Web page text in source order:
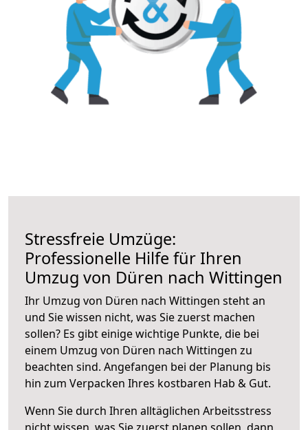
Stressfreie Umzüge:
Professionelle Hilfe für Ihren
Umzug von Düren nach Wittingen
Ihr Umzug von Düren nach Wittingen steht an
und Sie wissen nicht, was Sie zuerst machen
sollen? Es gibt einige wichtige Punkte, die bei
einem Umzug von Düren nach Wittingen zu
beachten sind. Angefangen bei der Planung bis
hin zum Verpacken Ihres kostbaren Hab & Gut.
Wenn Sie durch Ihren alltäglichen Arbeitsstress